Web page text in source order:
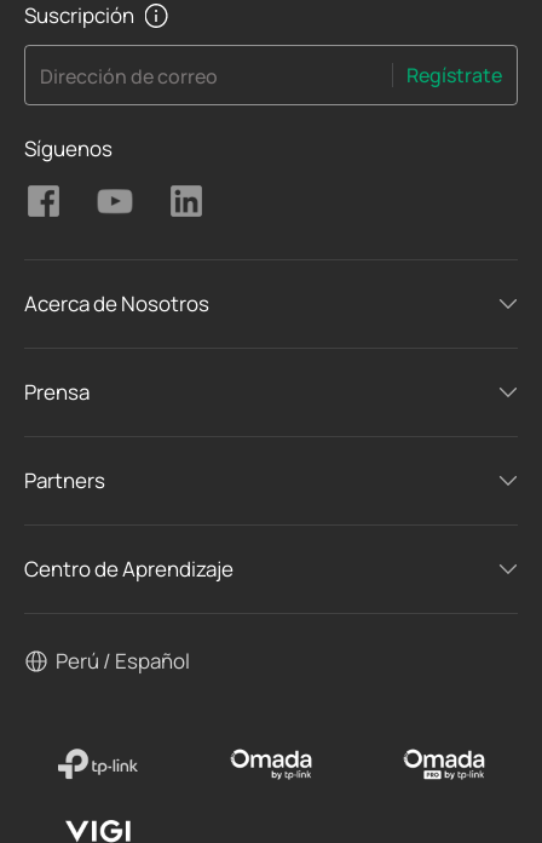
Suscripción
Dirección de correo Regístrate
Síguenos
Acerca de Nosotros
Prensa
Partners
Centro de Aprendizaje
Perú / Español